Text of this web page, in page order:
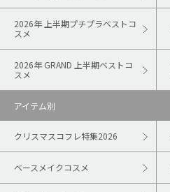
2026年 上半期プチプラベストコ
スメ
2026年 GRAND 上半期ベストコ
スメ
アイテム別
クリスマスコフレ特集2026
ベースメイクコスメ